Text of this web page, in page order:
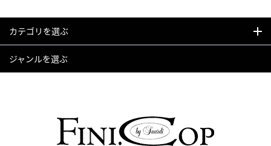
カテゴリを選ぶ
ジャンルを選ぶ